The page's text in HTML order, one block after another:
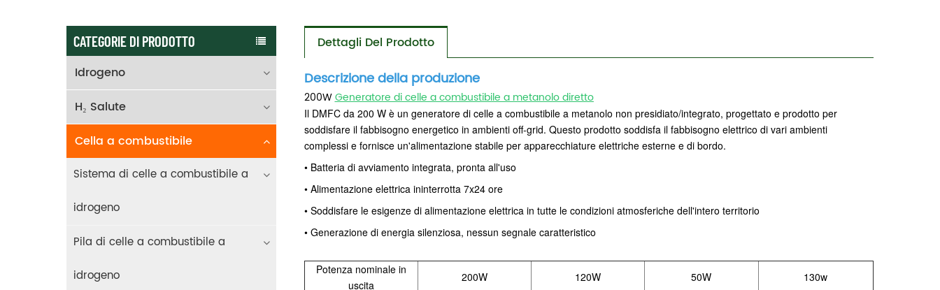
CATEGORIE DI PRODOTTO
Idrogeno
H₂ Salute
Cella a combustibile
Sistema di celle a combustibile a
idrogeno
Pila di celle a combustibile a
idrogeno
Dettagli Del Prodotto
Descrizione della produzione
200WGeneratore di celle a combustibile a metanolo diretto
Il DMFC da 200 W è un generatore di celle a combustibile a metanolo non presidiato/integrato, progettato e prodotto per
soddisfare il fabbisogno energetico in ambienti off-grid. Questo prodotto soddisfa il fabbisogno elettrico di vari ambienti
complessi e fornisce un'alimentazione stabile per apparecchiature elettriche esterne e di bordo.
• Batteria di avviamento integrata, pronta all'uso
• Alimentazione elettrica ininterrotta 7x24 ore
• Soddisfare le esigenze di alimentazione elettrica in tutte le condizioni atmosferiche dell'intero territorio
• Generazione di energia silenziosa, nessun segnale caratteristico
Potenza nominale in
uscita
200W 120W 50W
130w